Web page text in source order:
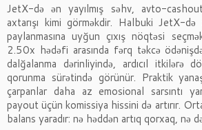
JetX-də ən yayılmış səhv, avto-
axtarışı kimi görməkdir. Halbuki JetX-də
paylanmasına uyğun çıxış nöqtəsi
2.50x hədəfi arasında fərq təkcə
dalğalanma dərinliyində, ardıcıl itkilərə
qorunma sürətində görünür. Praktik
çarpanlar daha az emosional sarsıntı
payout üçün komissiya hissini də artırır.
balans yaradır: nə həddən artıq qorxaq, nə